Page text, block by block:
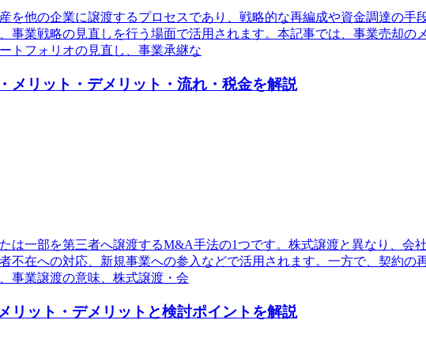
を他の企業に譲渡するプロセスであり、戦略的な再編成や資金調達の
事業戦略の見直しを行う場面で活用されます。本記事では、事業売却
トフォリオの見直し、事業承継な
メリット・デメリット・流れ・税金を解説
は一部を第三者へ譲渡するM&A手法の1つです。株式譲渡と異なり、
不在への対応、新規事業への参入などで活用されます。一方で、契約
事業譲渡の意味、株式譲渡・会
リット・デメリットと検討ポイントを解説